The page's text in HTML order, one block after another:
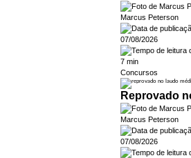
Marcus Peterson
07/08/2026
7 min
Concursos
Reprovado
Marcus Peterson
07/08/2026